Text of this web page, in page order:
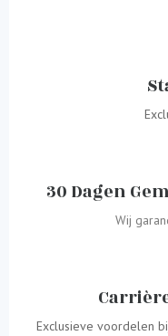
30 Dagen
Wij
Exclusieve voordelen